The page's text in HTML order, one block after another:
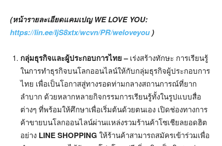
(หน้ารายละเอียดแคมเปญ WE LOVE YOU:
https://lin.ee/IjS8xtx/wcvn/PR/weloveyou )
กลุ่มธุรกิจและผู้ประกอบการไทย–เร่งสร้างทักษะ การเรียนรู้
ในการทำธุรกิจบนโลกออนไลน์ให้กับกลุ่มธุรกิจผู้ประกอบการ
ไทย เพื่อเป็นโอกาสสู่ทางรอดท่ามกลางสถานการณ์ที่ยาก
ลำบาก ด้วยหลากหลายกิจกรรมการเรียนรู้ทั้งในรูปแบบสื่อ
ต่างๆ ที่พร้อมให้ศึกษาเพื่อเริ่มต้นด้วยตนเอง เปิดช่องทางการ
ค้าขายบนโลกออนไลน์ผ่านแหล่งรวมร้านค้าโซเชียลยอดฮิต
อย่าง LINE SHOPPING ให้ร้านค้าสามารถสมัครเข้าร่วมเพื่อ